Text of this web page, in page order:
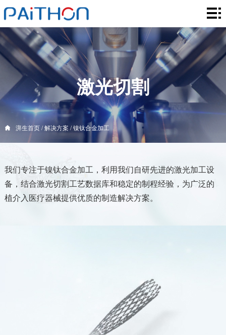
湃
生
首
核
心
务
解
案
领
光
统
关
湃
生
系
我
激光切割
湃生首页/解决方案 /镍钛合金加工
我们专注于镍钛合金加工，利用我们自研先进的激光加工设
备，结合激光切割工艺数据库和稳定的制程经验，为广泛的
植介入医疗器械提供优质的制造解决方案。